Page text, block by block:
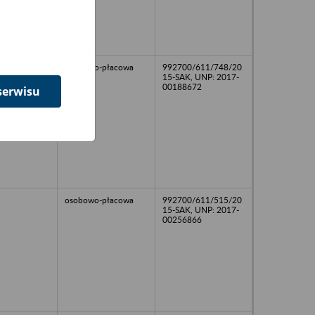
osobowo-płacowa
992700/611/748/20
15-SAK, UNP: 2017-
00188672
osobowo-płacowa
992700/611/515/20
15-SAK, UNP: 2017-
00256866